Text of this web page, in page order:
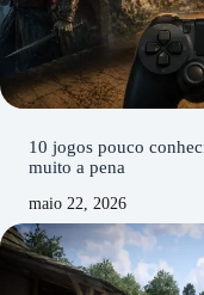
10 jogos pouco
muito a pena
maio 22, 2026